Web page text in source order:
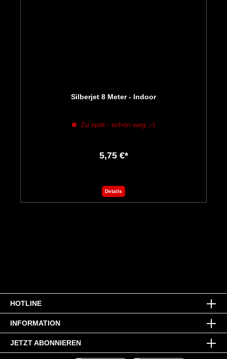
Silberjet 8 Meter - Indoor
Zu spät - schon weg ;-)
5,75 €*
Details
HOTLINE
INFORMATION
JETZT ABONNIEREN